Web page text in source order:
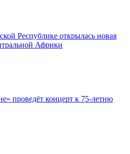
Республике открылась новая
Африки
проведёт концерт к 75-летию